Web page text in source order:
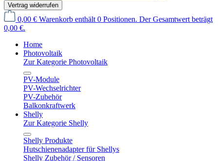
Vertrag widerrufen
0,00 € Warenkorb enthält 0 Positionen. Der Gesamtwert beträgt
0,00 €.
Home
Photovoltaik
Zur Kategorie Photovoltaik
PV-Module
PV-Wechselrichter
PV-Zubehör
Balkonkraftwerk
Shelly
Zur Kategorie Shelly
Shelly Produkte
Hutschienenadapter für Shellys
Shelly Zubehör / Sensoren